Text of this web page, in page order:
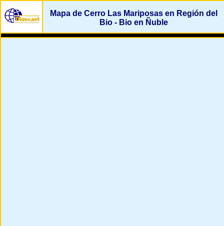
Mapa de Cerro Las Mariposas en Región del
Bio - Bio en Ñuble